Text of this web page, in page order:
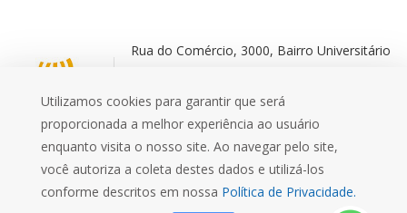
Rua do Comércio, 3000, Bairro Universitário
+55 (55) 3332 0572
Mais que uma Universidade
Utilizamos cookies para garantir que será
proporcionada a melhor experiência ao usuário
enquanto visita o nosso site. Ao navegar pelo site,
você autoriza a coleta destes dados e utilizá-los
conforme descritos em nossa Política de Privacidade.